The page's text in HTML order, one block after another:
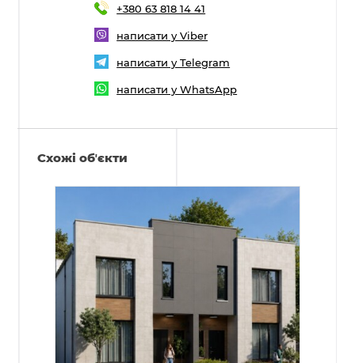
+380 63 818 14 41
написати у Viber
написати у Telegram
написати у WhatsApp
Схожі обʼєкти